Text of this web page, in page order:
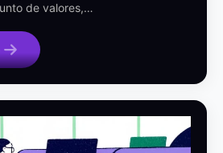
de valores,…